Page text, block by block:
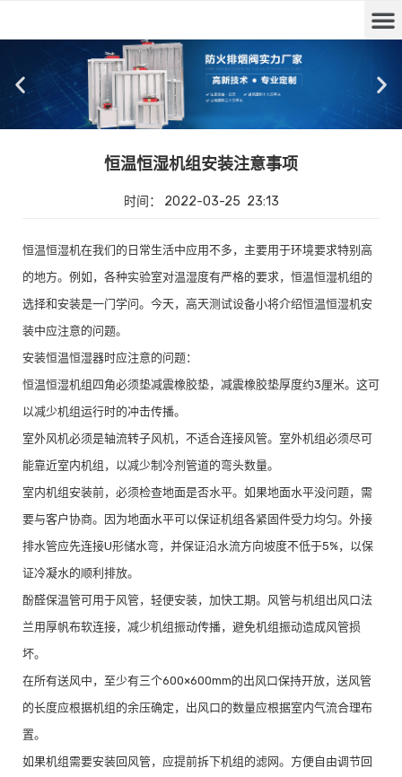
恒温恒湿机组安装注意事项
时间： 2022-03-25 23:13
恒温恒湿机在我们的日常生活中应用不多，主要用于环境要求特别高
的地方。例如，各种实验室对温湿度有严格的要求，恒温恒湿机组的
选择和安装是一门学问。今天，高天测试设备小将介绍恒温恒湿机安
装中应注意的问题。
安装恒温恒湿器时应注意的问题：
恒温恒湿机组四角必须垫减震橡胶垫，减震橡胶垫厚度约3厘米。这可
以减少机组运行时的冲击传播。
室外风机必须是轴流转子风机，不适合连接风管。室外机组必须尽可
能靠近室内机组，以减少制冷剂管道的弯头数量。
室内机组安装前，必须检查地面是否水平。如果地面水平没问题，需
要与客户协商。因为地面水平可以保证机组各紧固件受力均匀。外接
排水管应先连接U形储水弯，并保证沿水流方向坡度不低于5%，以保
证冷凝水的顺利排放。
酚醛保温管可用于风管，轻便安装，加快工期。风管与机组出风口法
兰用厚帆布软连接，减少机组振动传播，避免机组振动造成风管损
坏。
在所有送风中，至少有三个600×600mm的出风口保持开放，送风管
的长度应根据机组的余压确定，出风口的数量应根据室内气流合理布
置。
如果机组需要安装回风管，应提前拆下机组的滤网。方便自由调节回